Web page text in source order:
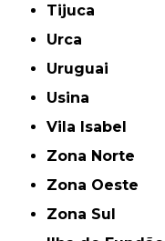
Tijuca
Urca
Uruguai
Usina
Vila Isabel
Zona Norte
Zona Oeste
Zona Sul